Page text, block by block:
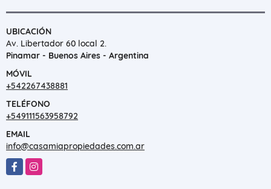
UBICACIÓN
Av. Libertador 60 local 2.
Pinamar - Buenos Aires - Argentina
MÓVIL
+542267438881
TELÉFONO
+549111563958792
EMAIL
info@casamiapropiedades.com.ar
FacebookInstagram